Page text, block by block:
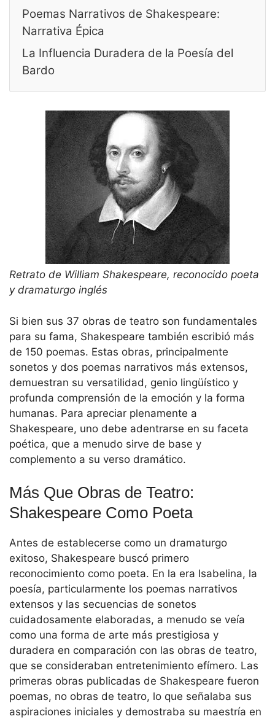
Poemas Narrativos de Shakespeare:
Narrativa Épica
La Influencia Duradera de la Poesía del
Bardo
Retrato de William Shakespeare, reconocido poeta
y dramaturgo inglés
Si bien sus 37 obras de teatro son fundamentales
para su fama, Shakespeare también escribió más
de 150 poemas. Estas obras, principalmente
sonetos y dos poemas narrativos más extensos,
demuestran su versatilidad, genio lingüístico y
profunda comprensión de la emoción y la forma
humanas. Para apreciar plenamente a
Shakespeare, uno debe adentrarse en su faceta
poética, que a menudo sirve de base y
complemento a su verso dramático.
Más Que Obras de Teatro:
Shakespeare Como Poeta
Antes de establecerse como un dramaturgo
exitoso, Shakespeare buscó primero
reconocimiento como poeta. En la era Isabelina, la
poesía, particularmente los poemas narrativos
extensos y las secuencias de sonetos
cuidadosamente elaboradas, a menudo se veía
como una forma de arte más prestigiosa y
duradera en comparación con las obras de teatro,
que se consideraban entretenimiento efímero. Las
primeras obras publicadas de Shakespeare fueron
poemas, no obras de teatro, lo que señalaba sus
aspiraciones iniciales y demostraba su maestría en